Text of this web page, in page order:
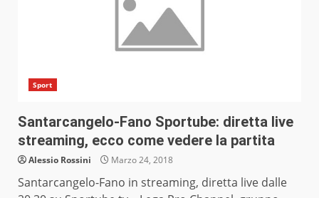
Sport
Santarcangelo-Fano Sportube: diretta live
streaming, ecco come vedere la partita
Alessio Rossini Marzo 24, 2018
Santarcangelo-Fano in streaming, diretta live dalle